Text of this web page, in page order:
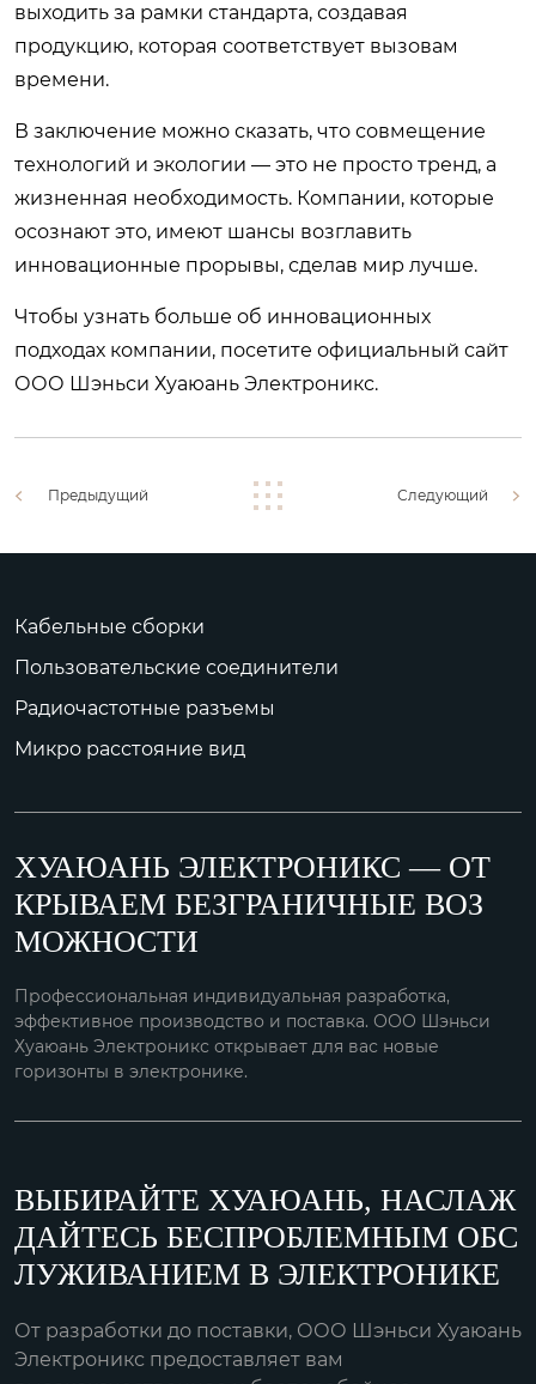
выходить за рамки стандарта, создавая
продукцию, которая соответствует вызовам
времени.
В заключение можно сказать, что совмещение
технологий и экологии — это не просто тренд, а
жизненная необходимость. Компании, которые
осознают это, имеют шансы возглавить
инновационные прорывы, сделав мир лучше.
Чтобы узнать больше об инновационных
подходах компании, посетите официальный сайт
ООО Шэньси Хуаюань Электроникс.
Предыдущий Следующий
Кабельные сборки
Пользовательские соединители
Радиочастотные разъемы
Микро расстояние вид
ХУАЮАНЬ ЭЛЕКТРОНИКС — ОТ
КРЫВАЕМ БЕЗГРАНИЧНЫЕ ВОЗ
МОЖНОСТИ
Профессиональная индивидуальная разработка,
эффективное производство и поставка. ООО Шэньси
Хуаюань Электроникс открывает для вас новые
горизонты в электронике.
ВЫБИРАЙТЕ ХУАЮАНЬ, НАСЛАЖ
ДАЙТЕСЬ БЕСПРОБЛЕМНЫМ ОБС
ЛУЖИВАНИЕМ В ЭЛЕКТРОНИКЕ
От разработки до поставки, ООО Шэньси Хуаюань
Электроникс предоставляет вам